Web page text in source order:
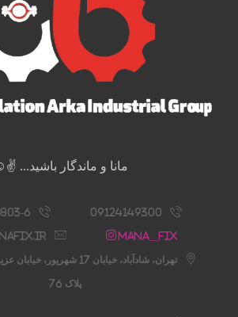
مانا و ماندگار باشید...
09124149300
6
Mana__fix
تهران، شادآباد، خیابان 17
پلاک 76